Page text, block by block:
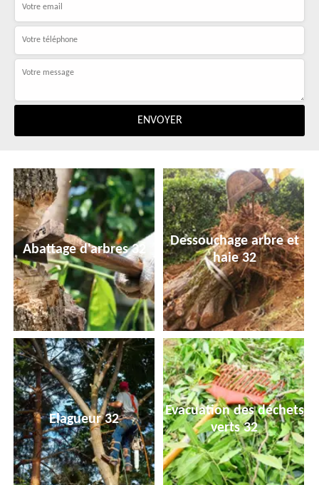
Abattage d'arbres 32
Dessouchage arbre et
haie 32
Elagueur 32
Evacuation des déchets
verts 32